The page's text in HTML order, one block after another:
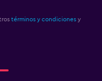
términos y condiciones y